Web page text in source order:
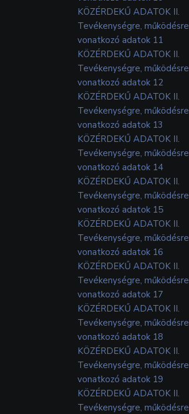
KÖZÉRDEKŰ ADATOK II.
Tevékenységre, működésre
vonatkozó adatok 11
KÖZÉRDEKŰ ADATOK II.
Tevékenységre, működésre
vonatkozó adatok 12
KÖZÉRDEKŰ ADATOK II.
Tevékenységre, működésre
vonatkozó adatok 13
KÖZÉRDEKŰ ADATOK II.
Tevékenységre, működésre
vonatkozó adatok 14
KÖZÉRDEKŰ ADATOK II.
Tevékenységre, működésre
vonatkozó adatok 15
KÖZÉRDEKŰ ADATOK II.
Tevékenységre, működésre
vonatkozó adatok 16
KÖZÉRDEKŰ ADATOK II.
Tevékenységre, működésre
vonatkozó adatok 17
KÖZÉRDEKŰ ADATOK II.
Tevékenységre, működésre
vonatkozó adatok 18
KÖZÉRDEKŰ ADATOK II.
Tevékenységre, működésre
vonatkozó adatok 19
KÖZÉRDEKŰ ADATOK II.
Tevékenységre, működésre